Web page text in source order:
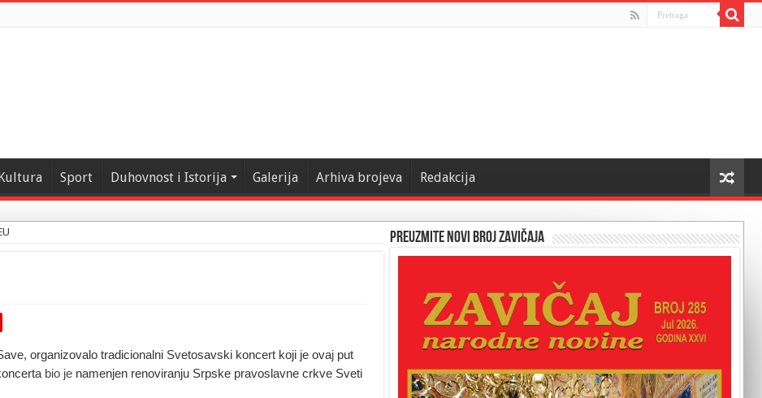
Sport Duhovnost i Istorija Galerija Arhiva brojeva Redakcija
organizovalo tradicionalni Svetosavski koncert koji je ovaj put
bio je namenjen renoviranju Srpske pravoslavne crkve Sveti
Preuzmite novi broj Zavičaja